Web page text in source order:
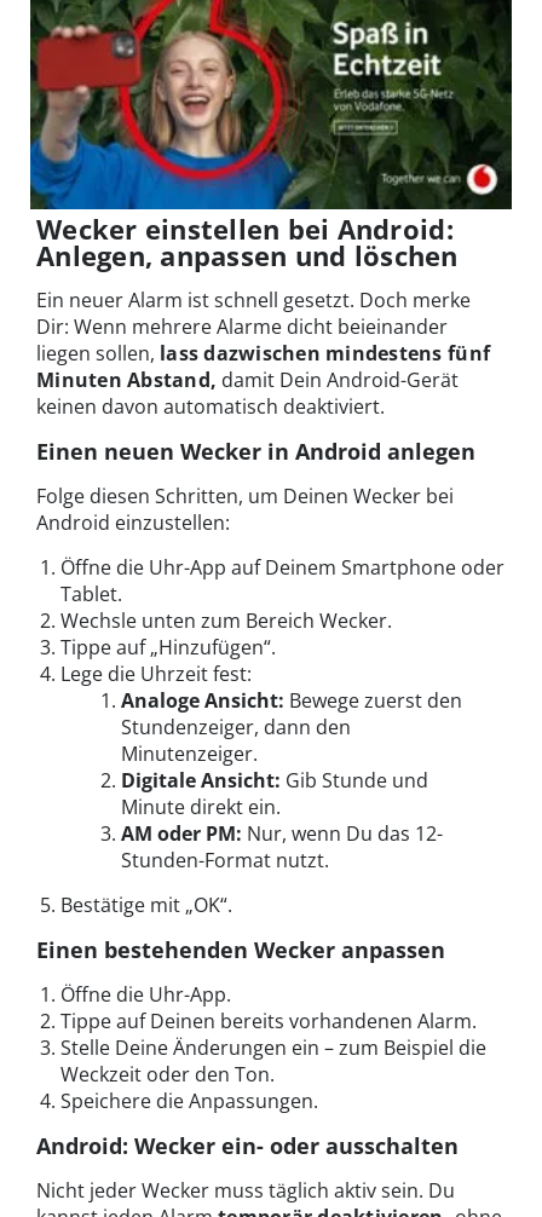
Wecker einstellen bei Android:
Anlegen, anpassen und löschen
Ein neuer Alarm ist schnell gesetzt. Doch merke
Dir: Wenn mehrere Alarme dicht beieinander
liegen sollen, lass dazwischen mindestens fünf
Minuten Abstand, damit Dein Android-Gerät
keinen davon automatisch deaktiviert.
Einen neuen Wecker in Android anlegen
Folge diesen Schritten, um Deinen Wecker bei
Android einzustellen:
Öffne die Uhr-App auf Deinem Smartphone oder
Tablet.
Wechsle unten zum Bereich Wecker.
Tippe auf „Hinzufügen“.
Lege die Uhrzeit fest:
Analoge Ansicht: Bewege zuerst den
Stundenzeiger, dann den
Minutenzeiger.
Digitale Ansicht: Gib Stunde und
Minute direkt ein.
AM oder PM: Nur, wenn Du das 12-
Stunden-Format nutzt.
Bestätige mit „OK“.
Einen bestehenden Wecker anpassen
Öffne die Uhr-App.
Tippe auf Deinen bereits vorhandenen Alarm.
Stelle Deine Änderungen ein – zum Beispiel die
Weckzeit oder den Ton.
Speichere die Anpassungen.
Android: Wecker ein- oder ausschalten
Nicht jeder Wecker muss täglich aktiv sein. Du